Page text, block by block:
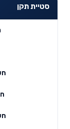
סטיית תקן